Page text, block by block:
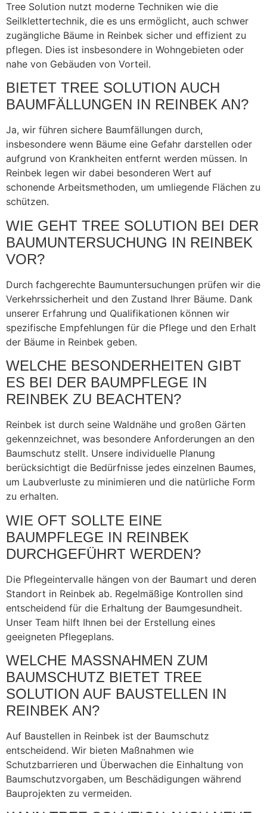
Tree Solution nutzt moderne Techniken wie die
Seilklettertechnik, die es uns ermöglicht, auch schwer
zugängliche Bäume in Reinbek sicher und effizient zu
pflegen. Dies ist insbesondere in Wohngebieten oder
nahe von Gebäuden von Vorteil.
BIETET TREE SOLUTION AUCH
BAUMFÄLLUNGEN IN REINBEK AN?
Ja, wir führen sichere Baumfällungen durch,
insbesondere wenn Bäume eine Gefahr darstellen oder
aufgrund von Krankheiten entfernt werden müssen. In
Reinbek legen wir dabei besonderen Wert auf
schonende Arbeitsmethoden, um umliegende Flächen zu
schützen.
WIE GEHT TREE SOLUTION BEI DER
BAUMUNTERSUCHUNG IN REINBEK
VOR?
Durch fachgerechte Baumuntersuchungen prüfen wir die
Verkehrssicherheit und den Zustand Ihrer Bäume. Dank
unserer Erfahrung und Qualifikationen können wir
spezifische Empfehlungen für die Pflege und den Erhalt
der Bäume in Reinbek geben.
WELCHE BESONDERHEITEN GIBT
ES BEI DER BAUMPFLEGE IN
REINBEK ZU BEACHTEN?
Reinbek ist durch seine Waldnähe und großen Gärten
gekennzeichnet, was besondere Anforderungen an den
Baumschutz stellt. Unsere individuelle Planung
berücksichtigt die Bedürfnisse jedes einzelnen Baumes,
um Laubverluste zu minimieren und die natürliche Form
zu erhalten.
WIE OFT SOLLTE EINE
BAUMPFLEGE IN REINBEK
DURCHGEFÜHRT WERDEN?
Die Pflegeintervalle hängen von der Baumart und deren
Standort in Reinbek ab. Regelmäßige Kontrollen sind
entscheidend für die Erhaltung der Baumgesundheit.
Unser Team hilft Ihnen bei der Erstellung eines
geeigneten Pflegeplans.
WELCHE MASSNAHMEN ZUM B
AUMSCHUTZ BIETET TREE S
OLUTION AUF BAUSTELLEN IN R
EINBEK AN?
Auf Baustellen in Reinbek ist der Baumschutz
entscheidend. Wir bieten Maßnahmen wie
Schutzbarrieren und Überwachen die Einhaltung von
Baumschutzvorgaben, um Beschädigungen während
Bauprojekten zu vermeiden.